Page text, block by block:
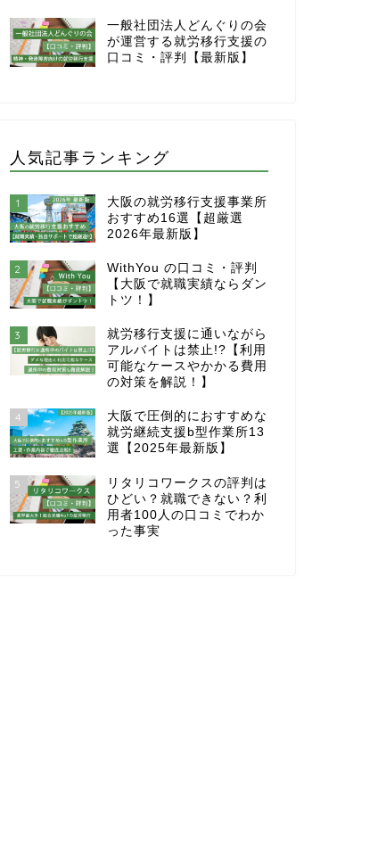
一般社団法人どんぐりの会
が運営する就労移行支援の
口コミ・評判【最新版】
人気記事ランキング
1
大阪の就労移行支援事業所
おすすめ16選【超厳選
2026年最新版】
2
WithYou の口コミ・評判
【大阪で就職実績ならダン
トツ！】
3
就労移行支援に通いながら
アルバイトは禁止!?【利用
可能なケースやかかる費用
の対策を解説！】
4
大阪で圧倒的におすすめな
就労継続支援b型作業所13
選【2025年最新版】
5
リタリコワークスの評判は
ひどい？就職できない？利
用者100人の口コミでわか
った事実